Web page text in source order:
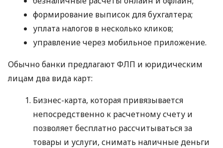
формирование выписок для бухгалтера;
уплата налогов в несколько кликов;
управление через мобильное приложение.
Обычно банки предлагают ФЛП и юридическим
лицам два вида карт:
Бизнес-карта, которая привязывается
непосредственно к расчетному счету и
позволяет бесплатно рассчитываться за
товары и услуги, снимать наличные деньги